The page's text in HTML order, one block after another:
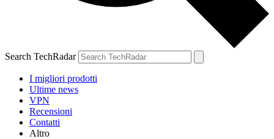
Search TechRadar
I migliori prodotti
Ultime news
VPN
Recensioni
Contatti
Altro